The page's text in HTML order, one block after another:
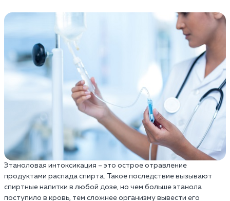
Этаноловая интоксикация – это острое отравление
продуктами распада спирта. Такое последствие вызывают
спиртные напитки в любой дозе, но чем больше этанола
поступило в кровь, тем сложнее организму вывести его